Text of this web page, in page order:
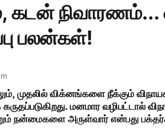
கடன் நிவாரணம்...
பலன்கள்!
முதலில் விக்னங்களை நீக்கும்
மனமார வழிபட்டால்
நன்மைகளை அருள்வார் என்பது